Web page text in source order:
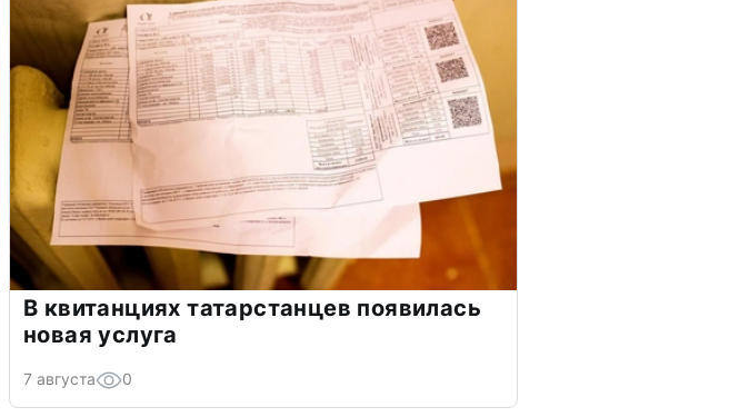
В квитанциях татарстанцев появилась
новая услуга
7 августа 0